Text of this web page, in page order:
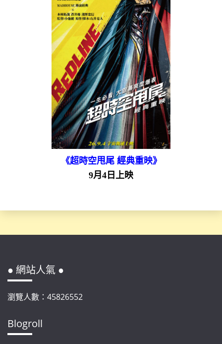
《超時空甩尾 經典重映》
9月4日上映
● 網站人氣 ●
瀏覽人數：45826552
Blogroll